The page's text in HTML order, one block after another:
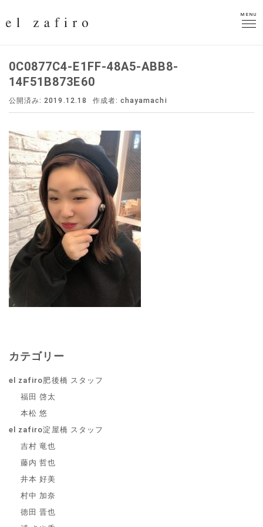
MENU
MENU
0C0877C4-E1FF-48A5-ABB8-
14F51B873E60
公開済み: 2019.12.18 作成者:chayamachi
カテゴリー
el zafiro肥後橋 スタッフ
福田 啓太
本松 悠
el zafiro淀屋橋 スタッフ
吉村 竜也
藤内 哲也
井本 好美
村中 加奈
徳田 晋也